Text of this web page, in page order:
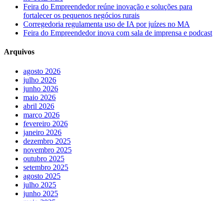
Feira do Empreendedor reúne inovação e soluções para
fortalecer os pequenos negócios rurais
Corregedoria regulamenta uso de IA por juízes no MA
Feira do Empreendedor inova com sala de imprensa e podcast
Arquivos
agosto 2026
julho 2026
junho 2026
maio 2026
abril 2026
março 2026
fevereiro 2026
janeiro 2026
dezembro 2025
novembro 2025
outubro 2025
setembro 2025
agosto 2025
julho 2025
junho 2025